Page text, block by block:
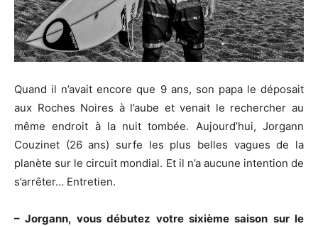
Quand il n’avait encore que 9 ans, son papa le déposait
aux Roches Noires à l’aube et venait le rechercher au
même endroit à la nuit tombée. Aujourd’hui, Jorgann
Couzinet (26 ans) surfe les plus belles vagues de la
planète sur le circuit mondial. Et il n’a aucune intention de
s’arrêter… Entretien.
– Jorgann, vous débutez votre sixième saison sur le